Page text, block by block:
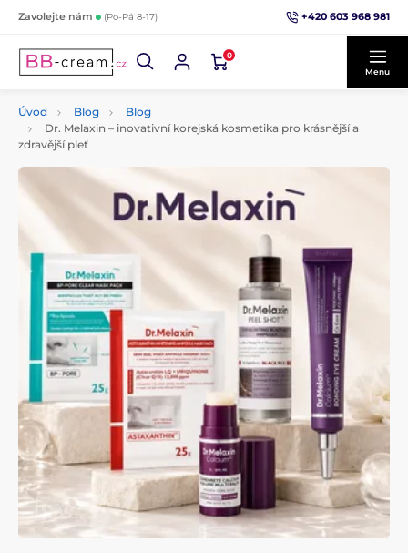
Zavolejte nám (Po-Pá 8-17) +420 603 968 981
0
Menu
Úvod Blog
Blog
Dr. Melaxin – inovativní korejská kosmetika pro krásnější a
zdravější pleť